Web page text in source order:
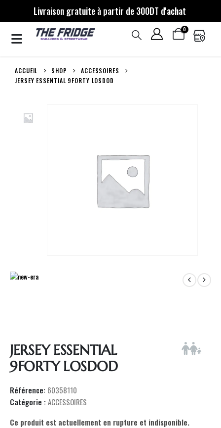
Livraison gratuite à partir de 300DT d'achat
0
ACCUEIL SHOP
ACCESSOIRES
JERSEY ESSENTIAL 9FORTY LOSDOD
JERSEY ESSENTIAL
9FORTY LOSDOD
Référence: 60358110
Catégorie : ACCESSOIRES
Ce produit est actuellement en rupture et indisponible.